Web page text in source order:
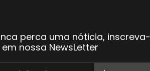
perca uma nóticia, inscreva-
em nossa NewsLetter